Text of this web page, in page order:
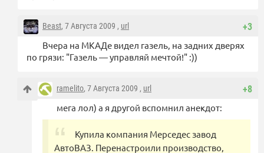
+3
Beast, 7 Августа 2009 , url
Вчера на МКАДе видел газель, на задних дверях
по грязи: "Газель — управляй мечтой!" :))
+8
ramelito, 7 Августа 2009 , url
мега лол) а я другой вспомнил анекдот:
Купила компания Мерседес завод
АвтоВАЗ. Перенастроили производство,